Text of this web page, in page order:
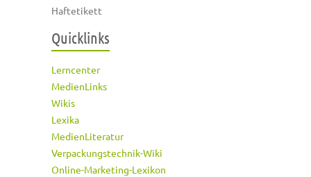
Haftetikett
Quicklinks
Lerncenter
MedienLinks
Wikis
Lexika
MedienLiteratur
Verpackungstechnik-Wiki
Online-Marketing-Lexikon